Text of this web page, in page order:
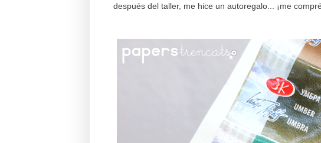
después del taller, me hice un autoregalo... ¡me